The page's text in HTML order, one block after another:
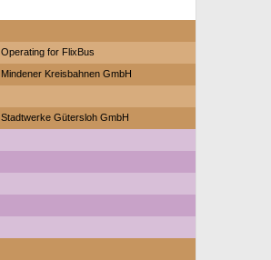
Operating for FlixBus
Mindener Kreisbahnen GmbH
Stadtwerke Gütersloh GmbH